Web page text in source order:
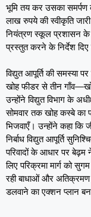
भूमि तय कर उसका समर्पण
लाख रुपये की स्वीकृति
नियंत्रण स्कूल प्रशासन के
प्रस्तुत करने के निर्देश दिए
विद्युत आपूर्ति की समस्या
खोह फीडर से तीन
उन्होंने विद्युत विभाग के
सोमवार तक खोह कस्बे का
भिजवाएँ। उन्होंने कहा कि
निर्बाध विद्युत आपूर्ति
परिवादों के आधार पर
लिए परिक्रमा मार्ग को
रही बाधाओं और अतिक्रमण
डलवाने का एक्शन प्लान